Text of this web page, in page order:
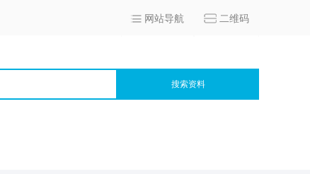
网站导航 二维码
搜索资料